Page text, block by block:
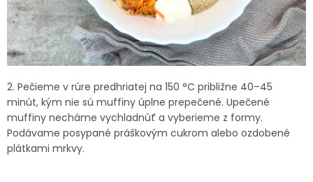
2. Pečieme v rúre predhriatej na 150 °C približne 40–45
minút, kým nie sú muffiny úplne prepečené. Upečené
muffiny necháme vychladnúť a vyberieme z formy.
Podávame posypané práškovým cukrom alebo ozdobené
plátkami mrkvy.